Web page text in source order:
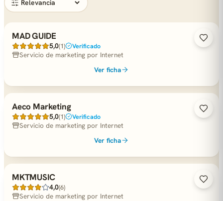
MAD GUIDE
5,0(1) Verificado
Servicio de marketing por Internet
Ver ficha
Aeco Marketing
5,0(1) Verificado
Servicio de marketing por Internet
Ver ficha
MKTMUSIC
4,0(6)
Servicio de marketing por Internet